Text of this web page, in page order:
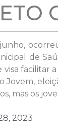
de
facilitar
Jovem,
mas os
2023